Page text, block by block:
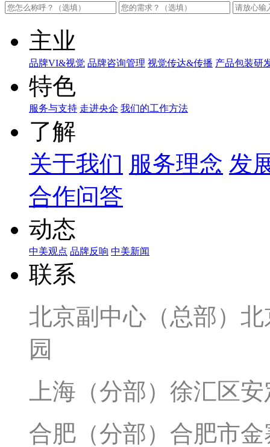
主业
品牌VI&视觉 品牌咨询管理 视觉传达&传播 产品包装研
特色
服务与支持 走进央企 我们的工作方法
了解
关于我们 服务理念 发
合作问答
动态
中美观点 品牌反响 中美新闻
联系
北京副中心（总部）
园
上海（分部）徐汇区
合肥（分部）合肥市